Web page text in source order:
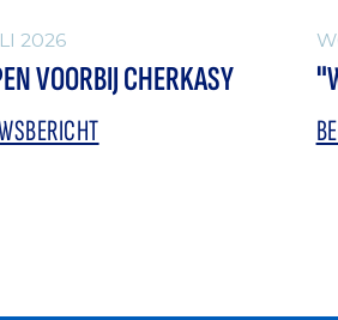
2026
VOORBIJ CHERKASY